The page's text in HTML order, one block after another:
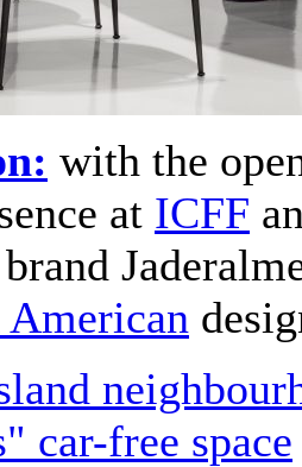
with the
at ICFF
car-free space